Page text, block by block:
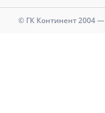
© ГК Континент 2004 —